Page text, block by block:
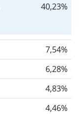
40,23%
7,54%
6,28%
4,83%
4,46%